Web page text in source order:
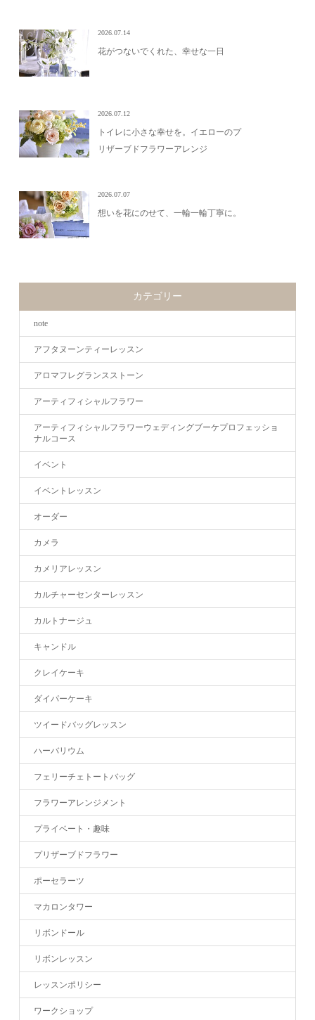
2026.07.14
花がつないでくれた、幸せな一日
2026.07.12
トイレに小さな幸せを。イエローのプ
リザーブドフラワーアレンジ
2026.07.07
想いを花にのせて、一輪一輪丁寧に。
カテゴリー
note
アフタヌーンティーレッスン
アロマフレグランスストーン
アーティフィシャルフラワー
アーティフィシャルフラワーウェディングブーケプロフェッショ
ナルコース
イベント
イベントレッスン
オーダー
カメラ
カメリアレッスン
カルチャーセンターレッスン
カルトナージュ
キャンドル
クレイケーキ
ダイパーケーキ
ツイードバッグレッスン
ハーバリウム
フェリーチェトートバッグ
フラワーアレンジメント
プライベート・趣味
プリザーブドフラワー
ポーセラーツ
マカロンタワー
リボンドール
リボンレッスン
レッスンポリシー
ワークショップ